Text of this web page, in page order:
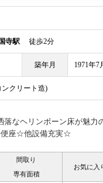
寺駅 徒歩2分
築年月 1971年7
ンクリート造)
なヘリンボーン床が魅力
座☆他設備充実☆
間取り
専有面積
お気に入